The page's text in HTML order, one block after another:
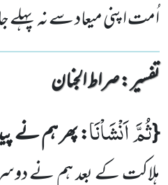
اُمت اپنی میعاد سے نہ
تفسیر : ‎صراط الجنان
{ثُمَّ اَنْشَاْنَا: پھر ہم نے
ہلاکت کے بعد ہم نے